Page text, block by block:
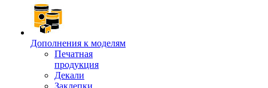
Дополнения к моделям
Печатная
продукция
Декали
Заклепки